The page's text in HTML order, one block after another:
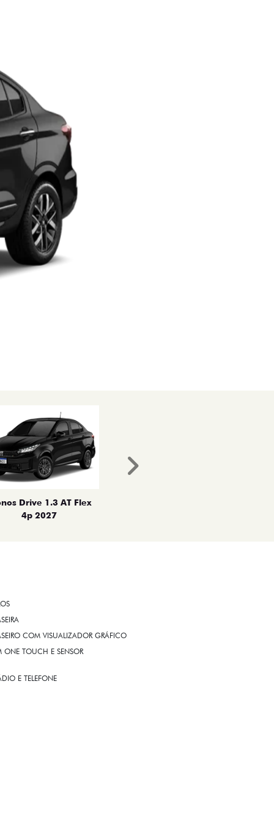
Drive 1.3 AT Flex
4p 2027
Próximo
COM VISUALIZADOR GRÁFICO
ONE TOUCH E SENSOR
E TELEFONE